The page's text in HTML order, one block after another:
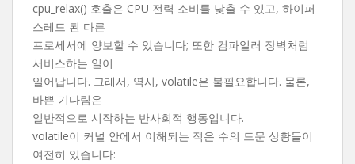
cpu_relax() 호출은 CPU 전력 소비를 낮출 수 있고, 하이퍼
스레드 된 다른
프로세서에 양보할 수 있습니다; 또한 컴파일러 장벽처럼
서비스하는 일이
일어납니다. 그래서, 역시, volatile은 불필요합니다. 물론,
바쁜 기다림은
일반적으로 시작하는 반사회적 행동입니다.
volatile이 커널 안에서 이해되는 적은 수의 드문 상황들이
여전히 있습니다: